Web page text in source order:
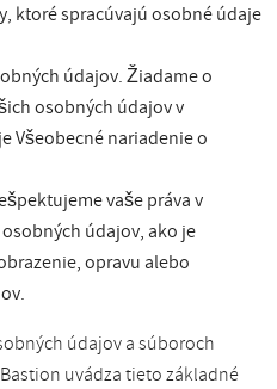
ktoré spracúvajú osobné údaje
údajov. Žiadame o
osobných údajov v
Všeobecné nariadenie o
vaše práva v
údajov, ako je
opravu alebo
údajov a súboroch
uvádza tieto základné